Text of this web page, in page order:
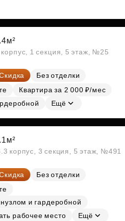
1 секция, 5 этаж, №25
Без отделки
Квартира за 2 000 ₽/мес
Ещё
корпус, 3 секция, 5 этаж, №491
Без отделки
и гардеробной
рабочее место
Ещё